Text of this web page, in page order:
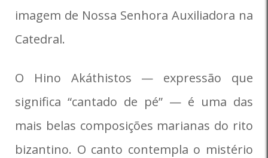
imagem de Nossa Senhora Auxiliadora na
Catedral.
O Hino Akáthistos — expressão que
significa “cantado de pé” — é uma das
mais belas composições marianas do rito
bizantino. O canto contempla o mistério